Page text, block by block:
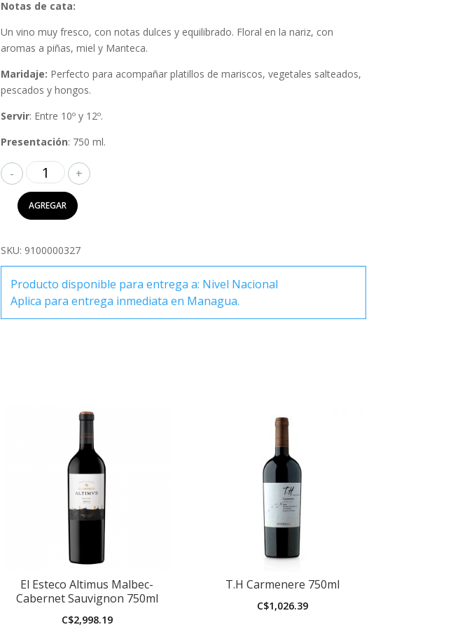
Notas de cata:
Un vino muy fresco, con notas dulces y equilibrado. Floral en la nariz, con
aromas a piñas, miel y Manteca.
Maridaje: Perfecto para acompañar platillos de mariscos, vegetales salteados,
pescados y hongos.
Servir: Entre 10º y 12º.
Presentación: 750 ml.
Finca
Las
Moras
Pinot
750ml
cantidad
AGREGAR
SKU: 9100000327
Producto disponible para entrega a: Nivel Nacional
Aplica para entrega inmediata en Managua.
El Esteco Altimus Malbec-
Cabernet Sauvignon 750ml
C$2,998.19
T.H Carmenere 750ml
C$1,026.39